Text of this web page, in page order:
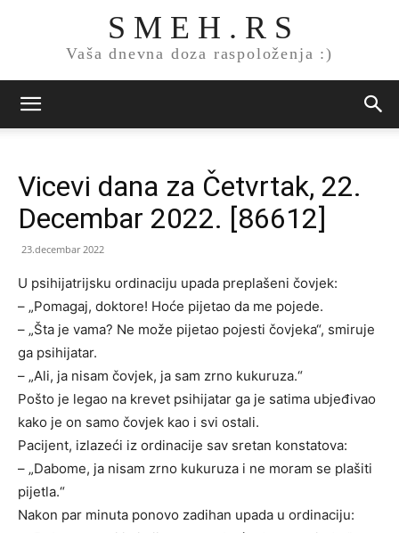
S M E H . R S
Vaša dnevna doza raspoloženja :)
Vicevi dana za Četvrtak, 22.
Decembar 2022. [86612]
23.decembar 2022
U psihijatrijsku ordinaciju upada preplašeni čovjek:
– „Pomagaj, doktore! Hoće pijetao da me pojede.
– „Šta je vama? Ne može pijetao pojesti čovjeka“, smiruje
ga psihijatar.
– „Ali, ja nisam čovjek, ja sam zrno kukuruza.“
Pošto je legao na krevet psihijatar ga je satima ubjeđivao
kako je on samo čovjek kao i svi ostali.
Pacijent, izlazeći iz ordinacije sav sretan konstatova:
– „Dabome, ja nisam zrno kukuruza i ne moram se plašiti
pijetla.“
Nakon par minuta ponovo zadihan upada u ordinaciju: